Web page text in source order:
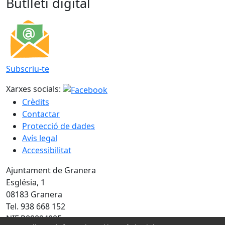
Subscriu-te
Xarxes socials:
Crèdits
Contactar
Protecció de dades
Avís legal
Accessibilitat
Ajuntament de Granera
Església, 1
08183 Granera
Tel. 938 668 152
NIF P0809400E